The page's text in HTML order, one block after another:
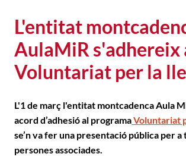
L'entitat
AulaMiR s'adhereix
Voluntariat per la
L'1 de març l'entitat montcadencaAula
acord d’adhesió al programaVoluntariat
se’n va fer una presentació pública per a
persones associades.